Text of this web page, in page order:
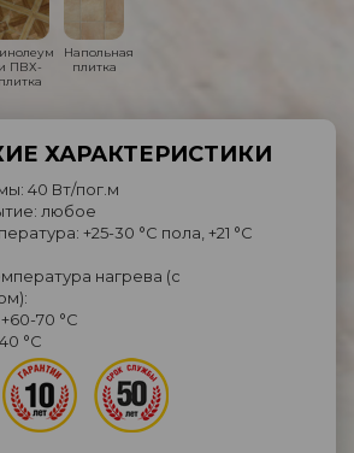
и ПВХ-
плитка
Напольная
плитка
ХАРАКТЕРИСТИКИ
40 Вт/пог.м
любое
+25-30 °C пола, +21 °C
нагрева (с
70 °C
°C